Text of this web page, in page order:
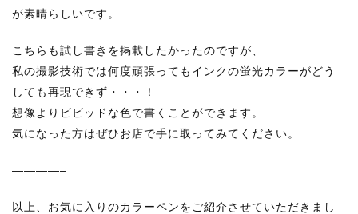
が素晴らしいです。
こちらも試し書きを掲載したかったのですが、
私の撮影技術では何度頑張ってもインクの蛍光カラーがどう
しても再現できず・・・！
想像よりビビッドな色で書くことができます。
気になった方はぜひお店で手に取ってみてください。
————–
以上、お気に入りのカラーペンをご紹介させていただきまし